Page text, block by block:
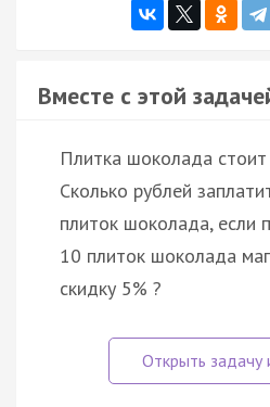
Вместе с этой
Плитка шоколада
Сколько рублей
плиток шоколада, если
10 плиток шоколада
скидку 5% ?